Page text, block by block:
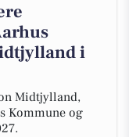
i
Midtjylland,
Kommune og